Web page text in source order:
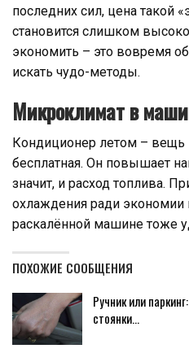
последних сил, цена такой
становится слишком
экономить – это вовремя
искать чудо-методы.
Микроклимат в
Кондиционер летом – вещь
бесплатная. Он повышает
значит, и расход топлива.
охлаждения ради экономии
раскалённой машине тоже
ПОХОЖИЕ СООБЩЕНИЯ
Ручник или
стоянки…